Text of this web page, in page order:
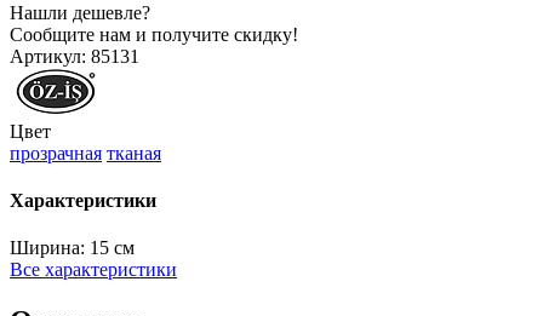
Нашли дешевле?
Сообщите нам и получите скидку!
Артикул: 85131
Цвет
прозрачная тканая
Характеристики
Ширина: 15 см
Все характеристики